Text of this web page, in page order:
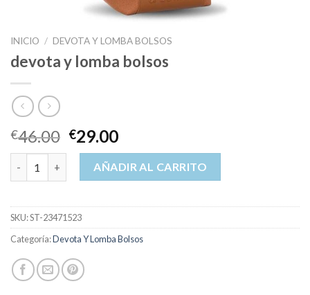
INICIO / DEVOTA Y LOMBA BOLSOS
devota y lomba bolsos
€46.00 €29.00
devota y lomba bolsos cantidad
AÑADIR AL CARRITO
SKU:ST-23471523
Categoría:Devota Y Lomba Bolsos